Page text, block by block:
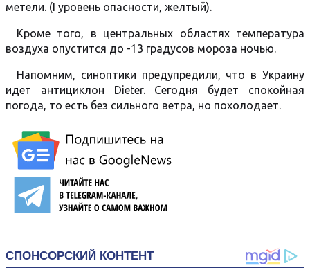
метели. (I уровень опасности, желтый).
Кроме того, в центральных областях температура
воздуха опустится до -13 градусов мороза ночью.
Напомним, синоптики предупредили, что в Украину
идет антициклон Dieter. Сегодня будет спокойная
погода, то есть без сильного ветра, но похолодает.